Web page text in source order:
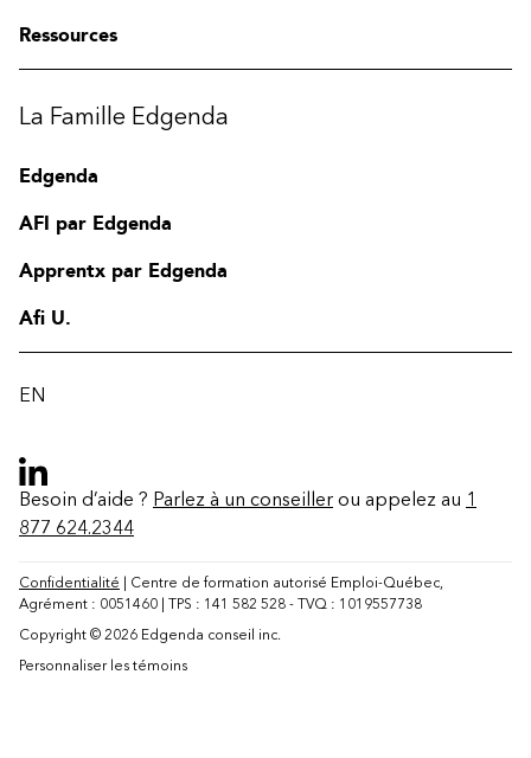
Contact
Ressources
La Famille Edgenda
Edgenda
AFI par Edgenda
Apprentx par Edgenda
Afi U.
EN
Besoin d’aide ? Parlez à un conseiller ou appelez au 1
877 624.2344
Confidentialité | Centre de formation autorisé Emploi-Québec,
Agrément : 0051460 | TPS : 141 582 528 - TVQ : 1019557738
Copyright © 2026 Edgenda conseil inc.
Personnaliser les témoins